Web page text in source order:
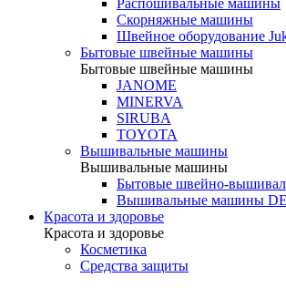
Распошивальные машины
Скорняжные машины
Швейное оборудование
Бытовые швейные машины
Бытовые швейные машины
JANOME
MINERVA
SIRUBA
TOYOTA
Вышивальные машины
Вышивальные машины
Бытовые швейно-
Вышивальные машины
Красота и здоровье
Красота и здоровье
Косметика
Средства защиты